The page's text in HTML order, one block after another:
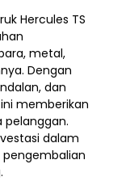
Hercules TS
metal,
Dengan
dan
memberikan
pelanggan.
dalam